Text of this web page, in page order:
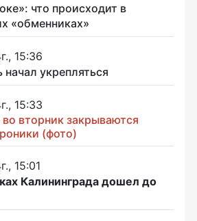
что происходит в
«обменниках»
15:36
начал укрепляться
15:33
вторник закрываются
(фото)
15:01
Калининграда дошел до